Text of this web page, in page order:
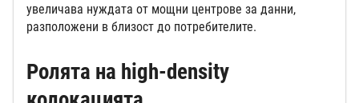
увеличава нуждата от мощни центрове за данни,
разположени в близост до потребителите.
Ролята на high-density